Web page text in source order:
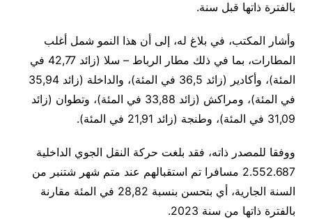
بالفترة ذاتها قبل سنة.
وأشار المكتب، في بلاغ له، إلى أن هذا النمو شمل أغلب
المطارات، بما في ذلك مطار الرباط – سلا (زائد 42,77 في
المئة)، وأكادير (زائد 36,5 في المئة)، والداخلة (زائد 35,94
في المئة)، ومراكش (زائد 33,88 في المئة)، وتطوان (زائد
31,09 في المئة)، وطنجة (زائد 21,91 في المئة).
ووفقا للمصدر ذاته، فقد بلغت حركة النقل الجوي الداخلية
2.552.687 مسافرا تم استقبالهم عند متم شهر شتنبر من
السنة الجارية، أي بتحسن بنسبة 28,82 في المئة مقارنة
بالفترة ذاتها من سنة 2023.